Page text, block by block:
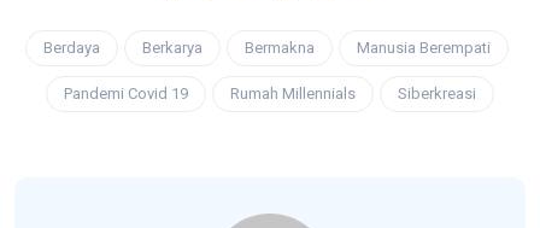
Berdaya Berkarya Bermakna Manusia Berempati
Pandemi Covid 19 Rumah Millennials Siberkreasi